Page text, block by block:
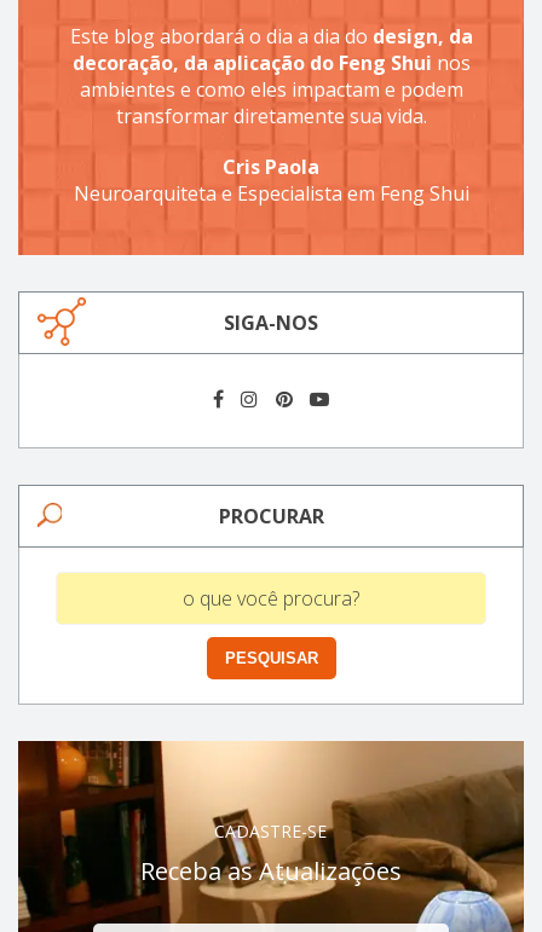
Este blog abordará o dia a dia do design, da
decoração, da aplicação do Feng Shui nos
ambientes e como eles impactam e podem
transformar diretamente sua vida.
Cris Paola
Neuroarquiteta e Especialista em Feng Shui
SIGA-NOS
PROCURAR
CADASTRE-SE
Receba as Atualizações